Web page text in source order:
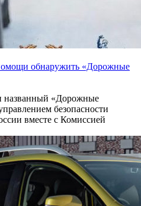
обнаружить «Дорожные
названный «Дорожные
безопасности
вместе с Комиссией